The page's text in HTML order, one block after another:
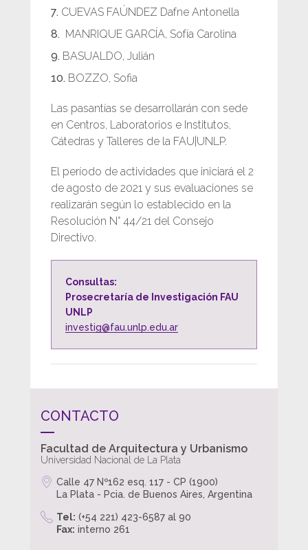
CUEVAS FAÚNDEZ Dafne Antonella
MANRIQUE GARCÍA, Sofía Carolina
BASUALDO, Julián
BOZZO, Sofia
Las pasantías se desarrollarán con sede
en Centros, Laboratorios e Institutos,
Cátedras y Talleres de la FAU|UNLP.
El período de actividades que iniciará el 2
de agosto de 2021 y sus evaluaciones se
realizarán según lo establecido en la
Resolución N° 44/21 del Consejo
Directivo.
Consultas:
Prosecretaría de Investigación FAU
UNLP
investig@fau.unlp.edu.ar
CONTACTO
Facultad de Arquitectura y Urbanismo
Universidad Nacional de La Plata
Calle 47 Nº162 esq. 117 - CP (1900)
La Plata - Pcia. de Buenos Aires, Argentina
Tel: (+54 221) 423-6587 al 90
Fax: interno 261